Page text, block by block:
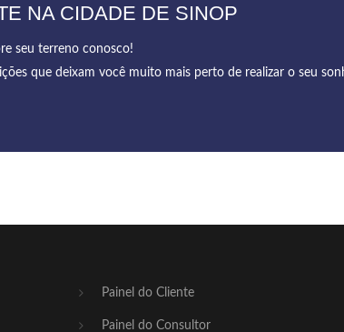
NA CIDADE DE SINOP
seu terreno conosco!
que deixam você muito mais perto de realizar o seu
Painel do Cliente
Painel do Consultor